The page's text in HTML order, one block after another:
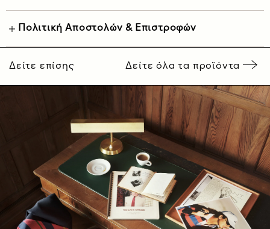
Πολιτική Αποστολών & Επιστροφών
Δείτε επίσης Δείτε όλα τα προϊόντα